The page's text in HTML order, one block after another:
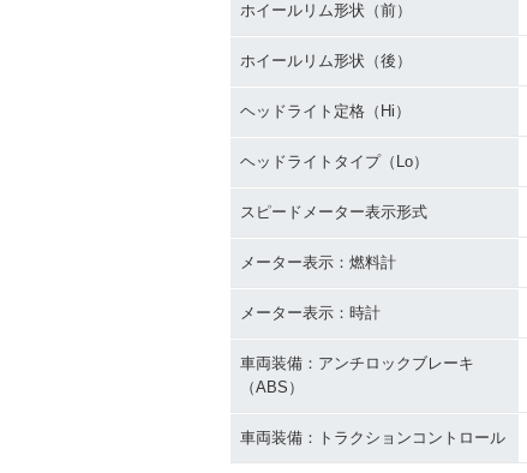
ホイールリム形状（前）
ホイールリム形状（後）
ヘッドライト定格（Hi）
ヘッドライトタイプ（Lo）
スピードメーター表示形式
メーター表示：燃料計
メーター表示：時計
車両装備：アンチロックブレーキ
（ABS）
車両装備：トラクションコントロール